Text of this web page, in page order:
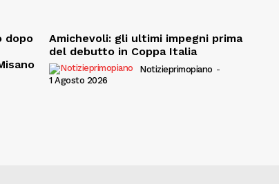
dopo
Amichevoli: gli ultimi impegni prima
del debutto in Coppa Italia
Notizieprimopiano -
1 Agosto 2026